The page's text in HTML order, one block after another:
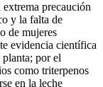
precaución
y la falta de
de mujeres
evidencia científica
planta; por el
como triterpenos
en la leche